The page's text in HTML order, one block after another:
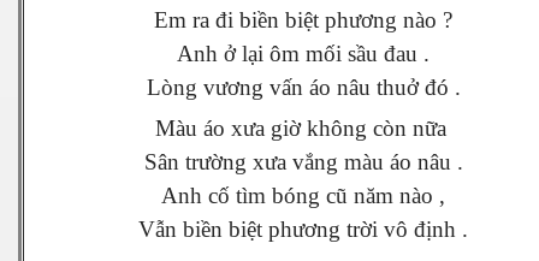
Em ra đi biền biệt phương nào ?
Anh ở lại ôm mối sầu đau .
Lòng vương vấn áo nâu thuở đó .
Màu áo xưa giờ không còn nữa
Sân trường xưa vắng màu áo nâu .
Anh cố tìm bóng cũ năm nào ,
Vẫn biền biệt phương trời vô định .